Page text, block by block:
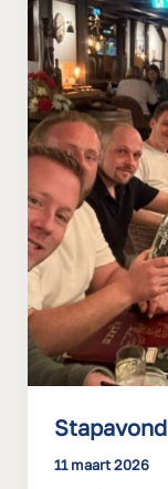
Stapavond
11 maart 2026